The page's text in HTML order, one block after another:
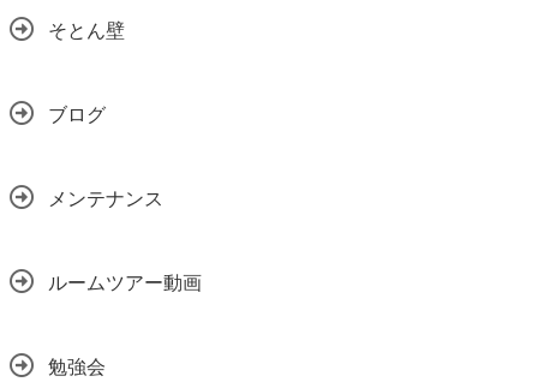
そとん壁
ブログ
メンテナンス
ルームツアー動画
勉強会